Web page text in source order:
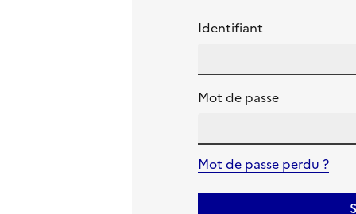
Identifiant
Mot de passe
Mot de passe perdu ?